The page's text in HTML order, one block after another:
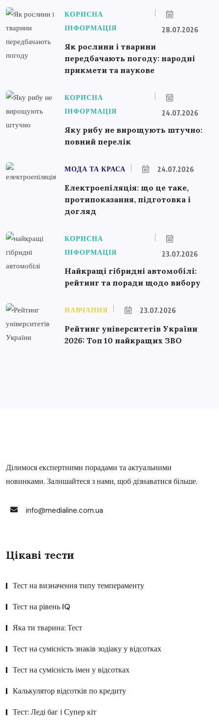
КОРИСНА
ІНФОРМАЦІЯ
28.07.2026
Як рослини і тварини
передбачають погоду: народні
прикмети та наукове
КОРИСНА
ІНФОРМАЦІЯ
24.07.2026
Яку рибу не вирощують штучно:
повний перелік
МОДА ТА КРАСА 24.07.2026
Електроепіляція: що це таке,
протипоказання, підготовка і
догляд
КОРИСНА
ІНФОРМАЦІЯ
23.07.2026
Найкращі гібридні автомобілі:
рейтинг та поради щодо вибору
НАВЧАННЯ 23.07.2026
Рейтинг університетів України
2026: Топ 10 найкращих ЗВО
Ділимося експертними порадами та актуальними
новинками. Залишайтеся з нами, щоб дізнаватися більше.
info@medialine.com.ua
Цікаві тести
Тест на визначення типу темпераменту
Тест на рівень IQ
Яка ти тварина: Тест
Тест на сумісність знаків зодіаку у відсотках
Тест на сумісність імен у відсотках
Калькулятор відсотків по кредиту
Тест: Леді баг і Супер кіт